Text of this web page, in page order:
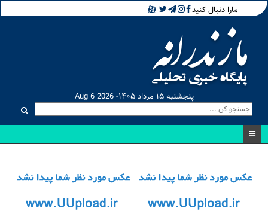
مارا دنبال کنید
پنجشنبه ۱۵ مرداد ۱۴۰۵- Aug 6 2026